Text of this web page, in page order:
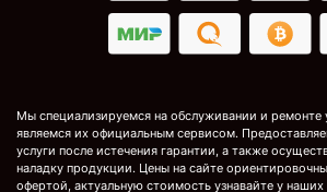
Мы специализируемся на обслуживании и ремонте
являемся их официальным сервисом.
услуги после истечения гарантии, а также
наладку продукции. Цены на сайте
офертой, актуальную стоимость узнавайте у наших